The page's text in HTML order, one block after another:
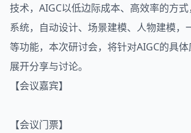
技术，AIGC以低边际成本、高效率的方
系统，自动设计、场景建模、人物建模，
等功能，本次研讨会，将针对AIGC的具体
展开分享与讨论。
【会议嘉宾】
【会议门票】